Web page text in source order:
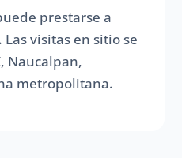
prestarse a
visitas en sitio se
Naucalpan,
metropolitana.